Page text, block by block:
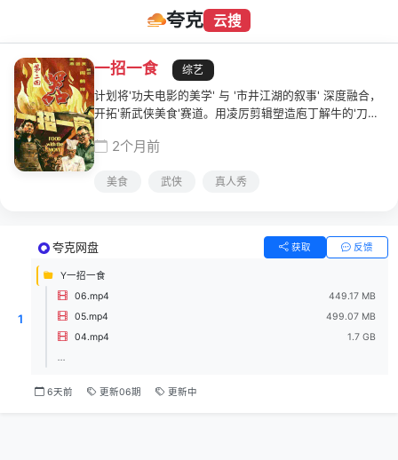
夸克 云搜
一招一食
综艺
计划将'功夫电影的美学' 与 '市井江湖的叙事' 深度融合，
开拓'新武侠美食'赛道。用凌厉剪辑塑造庖丁解牛的'刀光
听盛宴。揭秘不同大厨技艺磨炼的酸甜苦辣与对手艺的坚
2个月前
美食 武侠 真人秀
1
夸克网盘 获取 反馈
Y一招一食
06.mp4
449.17 MB
05.mp4
499.07 MB
04.mp4
1.7 GB
...
6天前 更新06期 更新中